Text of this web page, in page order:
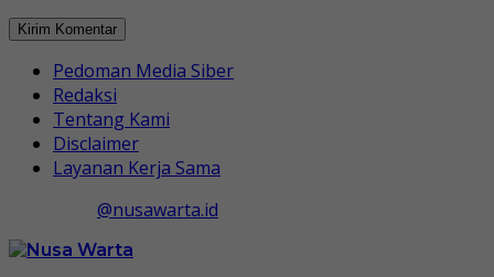
Pedoman Media Siber
Redaksi
Tentang Kami
Disclaimer
Layanan Kerja Sama
@nusawarta.id